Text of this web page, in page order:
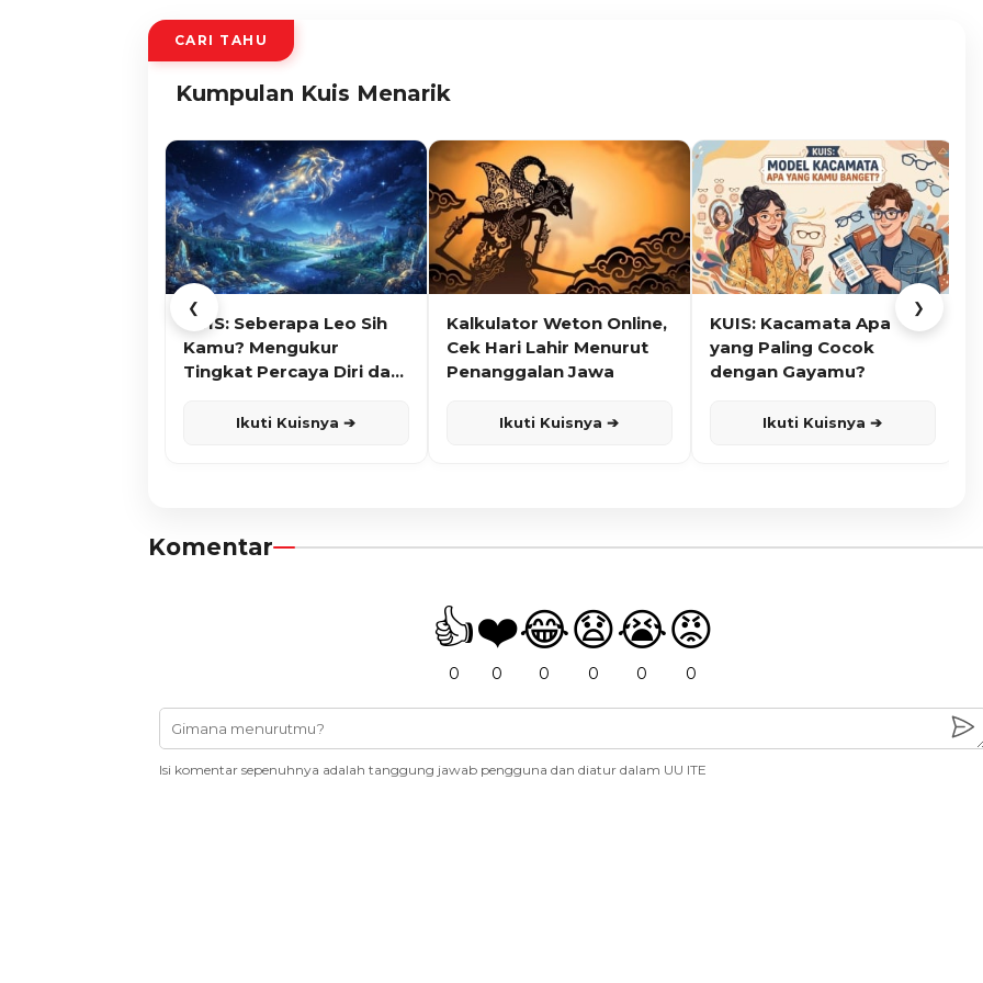
CARI TAHU
Kumpulan Kuis Menarik
❮
KUIS: Seberapa Leo Sih
Kamu? Mengukur
Tingkat Percaya Diri dan
Ikuti Kuisnya ➔
Kalkulator Weton Online,
Cek Hari Lahir Menurut
Penanggalan Jawa
Ikuti Kuisnya ➔
KUIS: Kacamata Apa
yang Paling Cocok
dengan Gayamu?
Ikuti Kuisnya ➔
❯
Komentar
👍
0
❤️
0
😂
0
😧
0
😭
0
😡
0
Isi komentar sepenuhnya adalah tanggung jawab pengguna dan diatur dalam UU ITE